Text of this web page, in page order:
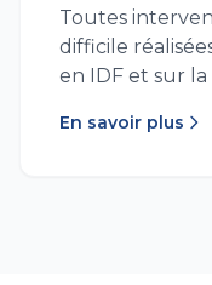
Toutes
difficile
en IDF et sur la
En savoir plus